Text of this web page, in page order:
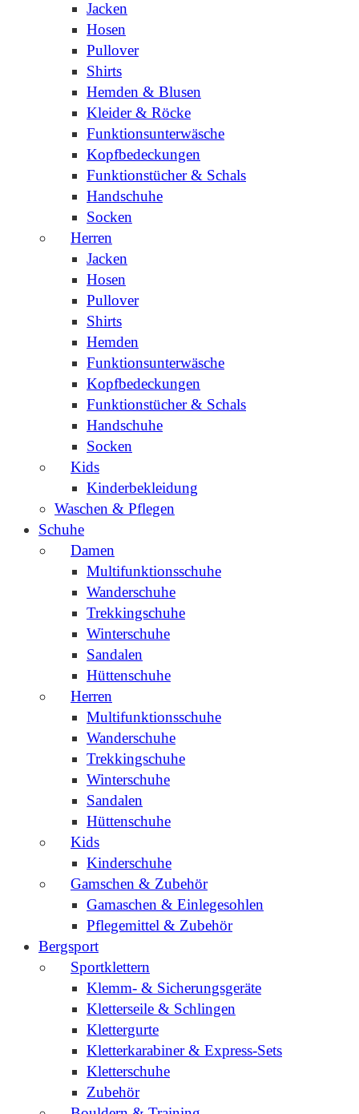
Jacken
Hosen
Pullover
Shirts
Hemden & Blusen
Kleider & Röcke
Funktionsunterwäsche
Kopfbedeckungen
Funktionstücher & Schals
Handschuhe
Socken
Herren
Jacken
Hosen
Pullover
Shirts
Hemden
Funktionsunterwäsche
Kopfbedeckungen
Funktionstücher & Schals
Handschuhe
Socken
Kids
Kinderbekleidung
Waschen & Pflegen
Schuhe
Damen
Multifunktionsschuhe
Wanderschuhe
Trekkingschuhe
Winterschuhe
Sandalen
Hüttenschuhe
Herren
Multifunktionsschuhe
Wanderschuhe
Trekkingschuhe
Winterschuhe
Sandalen
Hüttenschuhe
Kids
Kinderschuhe
Gamschen & Zubehör
Gamaschen & Einlegesohlen
Pflegemittel & Zubehör
Bergsport
Sportklettern
Klemm- & Sicherungsgeräte
Kletterseile & Schlingen
Klettergurte
Kletterkarabiner & Express-Sets
Kletterschuhe
Zubehör